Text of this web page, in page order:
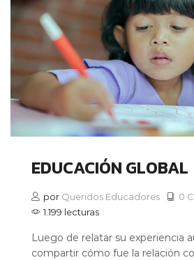
EDUCACIÓN GLOBAL
por Queridos Educadores
0
1.199 lecturas
Luego de relatar su experiencia
compartir cómo fue la relación